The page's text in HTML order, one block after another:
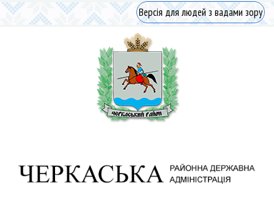
Версія для людей з вадами зору